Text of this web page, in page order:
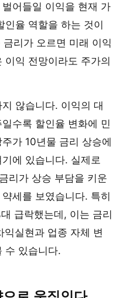
어들일 이익을 현재 가
인율 역할을 하는 것이
리가 오르면 미래 이익
이익 전망이라도 주가의
않습니다. 이익의 대
수록 할인율 변화에 민
가 10년물 금리 상승에
에 있습니다. 실제로
리가 상승 부담을 키운
세를 보였습니다. 특히
급락했는데, 이는 금리
익실현과 업종 자체 변
수 있습니다.